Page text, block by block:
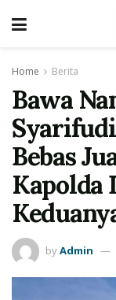
Home Berita
Bawa
Bebas
Kapolda
byAdmin